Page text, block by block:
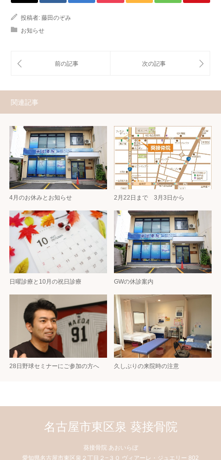
投稿者: 藤田のぞみ
お知らせ
関連記事
4月のお休みとお知らせ 2月22日まで 3月3日から
日曜診療と10月の祝日診療 GWの休診案内
28日野球セミナーにご参加の方へ 久しぶりの来院時の注意
名古屋市東区泉 葵接骨院
葵接骨院 あおいらぼ
愛知県名古屋市東区泉２丁目２−３０ ヴィアーレ・ジュエリー 802